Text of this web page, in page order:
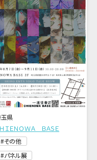
県
ＩＥＮＯＷＡ ＢＡＳＥ
その他
パネル展